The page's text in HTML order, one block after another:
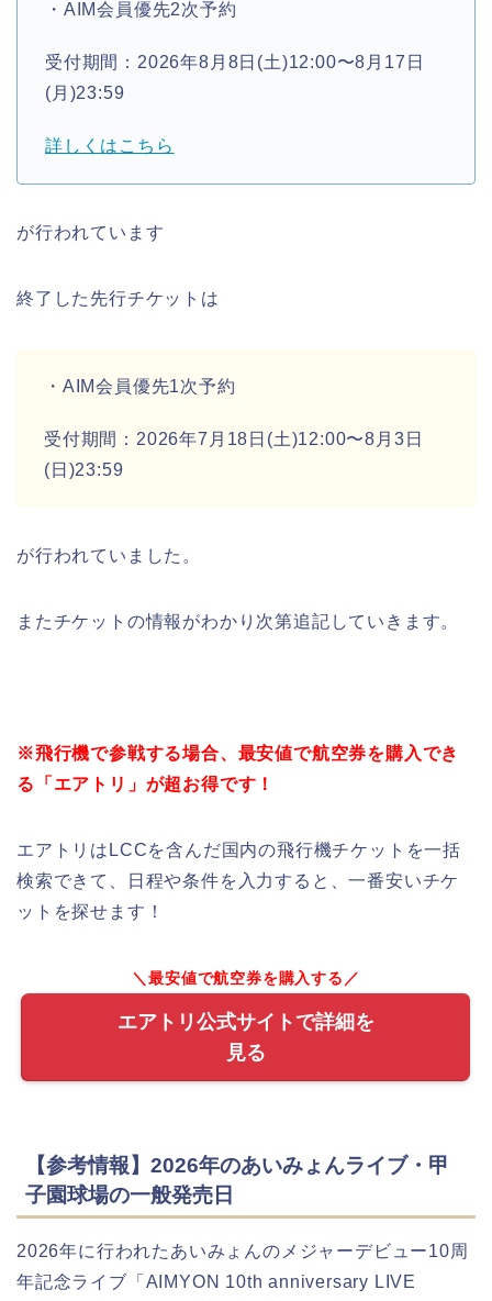
・AIM会員優先2次予約
受付期間：2026年8月8日(土)12:00〜8月17日
(月)23:59
詳しくはこちら
が行われています
終了した先行チケットは
・AIM会員優先1次予約
受付期間：2026年7月18日(土)12:00〜8月3日
(日)23:59
が行われていました。
またチケットの情報がわかり次第追記していきます。
※飛行機で参戦する場合、最安値で航空券を購入でき
る「エアトリ」が超お得です！
エアトリはLCCを含んだ国内の飛行機チケットを一括
検索できて、日程や条件を入力すると、一番安いチケ
ットを探せます！
＼最安値で航空券を購入する／
エアトリ公式サイトで詳細を
見る
【参考情報】2026年のあいみょんライブ・甲
子園球場の一般発売日
2026年に行われたあいみょんのメジャーデビュー10周
年記念ライブ「AIMYON 10th anniversary LIVE